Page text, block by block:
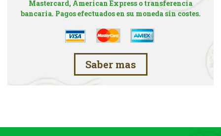
Mastercard, American Express o transferencia
bancaria. Pagos efectuados en su moneda sin costes.
Saber mas